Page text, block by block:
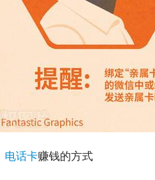
电话卡赚钱的方式